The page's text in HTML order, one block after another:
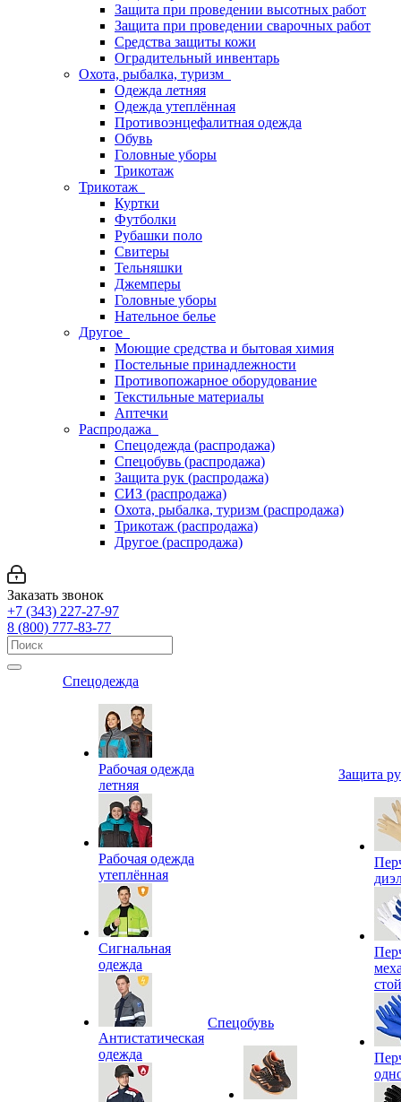
Защита при проведении высотных работ
Защита при проведении сварочных работ
Средства защиты кожи
Оградительный инвентарь
Охота, рыбалка, туризм
Одежда летняя
Одежда утеплённая
Противоэнцефалитная одежда
Обувь
Головные уборы
Трикотаж
Трикотаж
Куртки
Футболки
Рубашки поло
Свитеры
Тельняшки
Джемперы
Головные уборы
Нательное белье
Другое
Моющие средства и бытовая химия
Постельные принадлежности
Противопожарное оборудование
Текстильные материалы
Аптечки
Распродажа
Спецодежда (распродажа)
Спецобувь (распродажа)
Защита рук (распродажа)
СИЗ (распродажа)
Охота, рыбалка, туризм (распродажа)
Трикотаж (распродажа)
Другое (распродажа)
Заказать звонок
+7 (343) 227-27-97
8 (800) 777-83-77
Спецодежда
Рабочая одежда
летняя
Рабочая одежда
утеплённая
Сигнальная
одежда
Антистатическая
одежда
Спецобувь
Защита